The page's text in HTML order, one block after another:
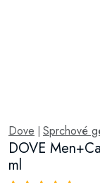
Dove | Sprchové
DOVE
ml